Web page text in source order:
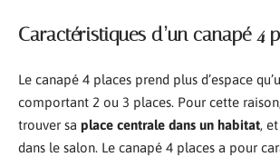
Caractéristiques d’un canapé 4
Le canapé 4 places prend plus d’espace
comportant 2 ou 3 places. Pour cette
trouver sa place centrale dans un habitat,
dans le salon. Le canapé 4 places a pour